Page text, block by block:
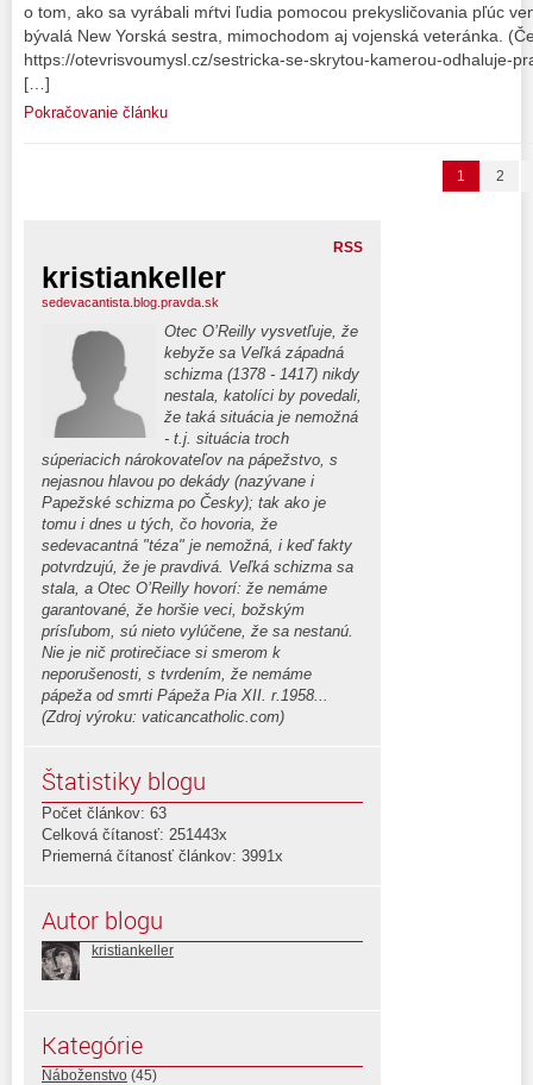
o tom, ako sa vyrábali mŕtvi ľudia pomocou prekysličovania pľúc
bývalá New Yorská sestra, mimochodom aj vojenská veteránka.
https://otevrisvoumysl.cz/sestricka-se-skrytou-kamerou-odhaluje-
[…]
Pokračovanie článku
1 2
RSS
kristiankeller
sedevacantista.blog.pravda.sk
Otec O’Reilly vysvetľuje, že
kebyže sa Veľká západná
schizma (1378 - 1417) nikdy
nestala, katolíci by povedali,
že taká situácia je nemožná
- t.j. situácia troch
súperiacich nárokovateľov na pápežstvo, s
nejasnou hlavou po dekády (nazývane i
Papežské schizma po Česky); tak ako je
tomu i dnes u tých, čo hovoria, že
sedevacantná "téza" je nemožná, i keď fakty
potvrdzujú, že je pravdivá. Veľká schizma sa
stala, a Otec O’Reilly hovorí: že nemáme
garantované, že horšie veci, božským
prísľubom, sú nieto vylúčene, že sa nestanú.
Nie je nič protirečiace si smerom k
neporušenosti, s tvrdením, že nemáme
pápeža od smrti Pápeža Pia XII. r.1958...
(Zdroj výroku: vaticancatholic.com)
Štatistiky blogu
Počet článkov: 63
Celková čítanosť: 251443x
Priemerná čítanosť článkov: 3991x
Autor blogu
kristiankeller
Kategórie
Náboženstvo (45)